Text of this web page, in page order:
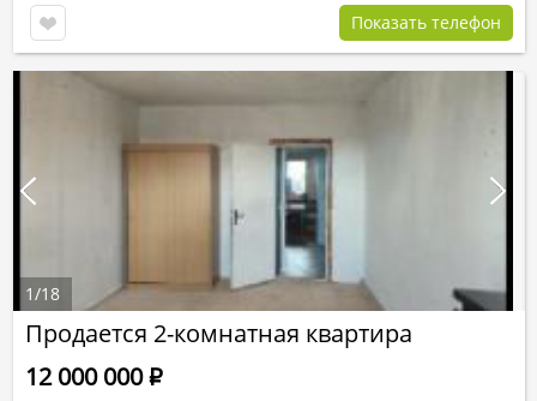
Показать телефон
Продается 2-комнатная квартира
12 000 000Р
1/18